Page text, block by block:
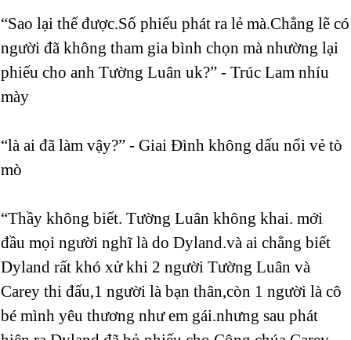
“Sao lại thế được.Số phiếu phát ra lẻ mà.Chẳng lẽ có
người đã không tham gia bình chọn mà nhường lại
phiếu cho anh Tường Luân uk?” - Trúc Lam nhíu
mày
“là ai đã làm vậy?” - Giai Đình không dấu nổi vẻ tò
mò
“Thầy không biết. Tường Luân không khai. mới
đầu mọi người nghĩ là do Dyland.và ai chẳng biết
Dyland rất khó xử khi 2 người Tường Luân và
Carey thi đấu,1 người là bạn thân,còn 1 người là cô
bé mình yêu thương như em gái.nhưng sau phát